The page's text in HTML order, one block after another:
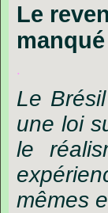
Le
.
Le
une loi
le
mêmes